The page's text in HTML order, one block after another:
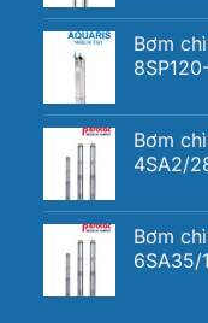
Bơm
Bơm
4SA2/
Bơm
6SA35/